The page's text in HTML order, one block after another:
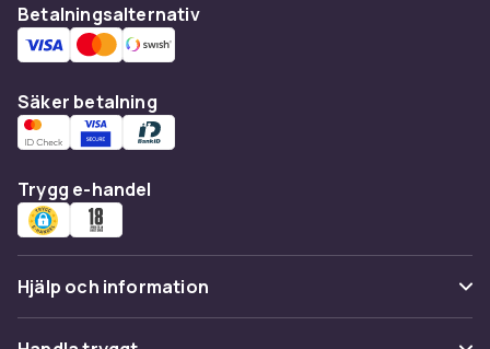
Betalningsalternativ
Säker betalning
Trygg e-handel
Hjälp och information
Vanliga frågor